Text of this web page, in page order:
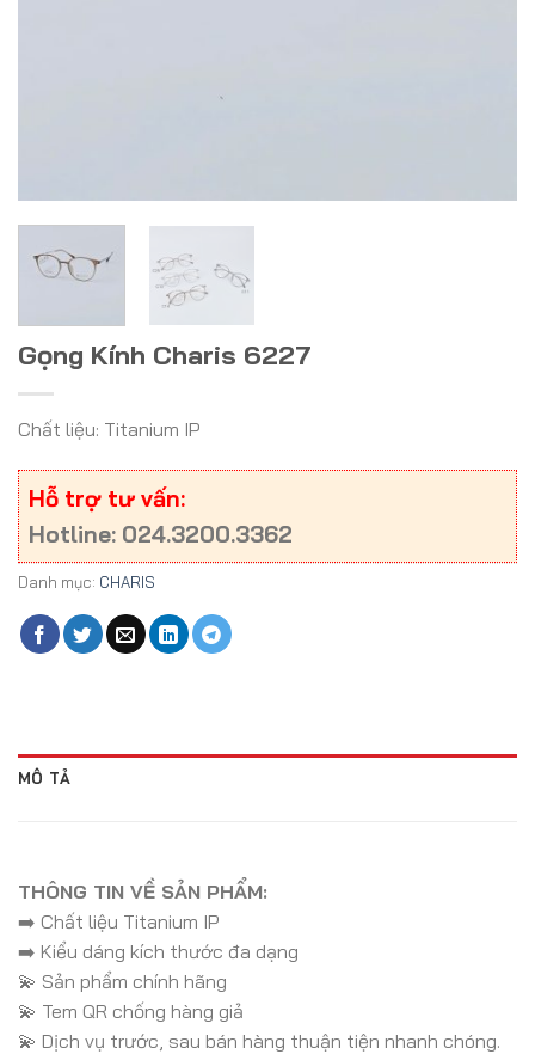
Gọng Kính Charis 6227
Chất liệu: Titanium IP
Hỗ trợ tư vấn:
Hotline: 024.3200.3362
Danh mục: CHARIS
MÔ TẢ
THÔNG TIN VỀ SẢN PHẨM:
➡️ Chất liệu Titanium IP
➡️ Kiểu dáng kích thước đa dạng
💫 Sản phẩm chính hãng
💫 Tem QR chống hàng giả
💫 Dịch vụ trước, sau bán hàng thuận tiện nhanh chóng.